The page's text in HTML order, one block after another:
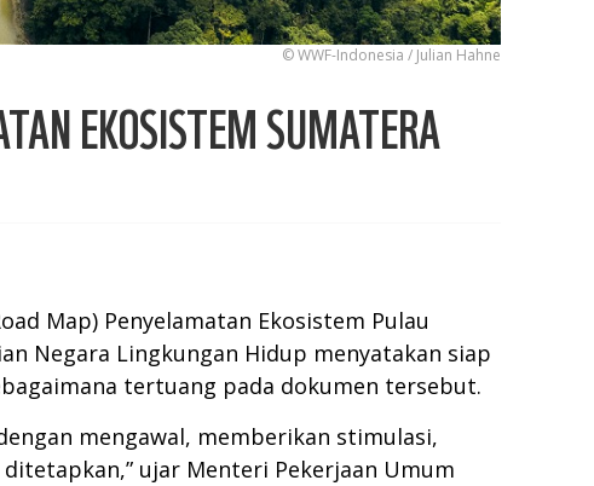
© WWF-Indonesia / Julian Hahne
EKOSISTEM SUMATERA
Map) Penyelamatan Ekosistem Pulau
Negara Lingkungan Hidup menyatakan siap
tertuang pada dokumen tersebut.
mengawal, memberikan stimulasi,
ujar Menteri Pekerjaan Umum